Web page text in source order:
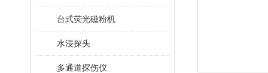
台式荧光磁粉机
水浸探头
多通道探伤仪